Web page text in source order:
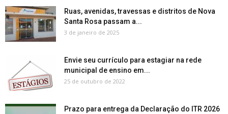
Ruas, avenidas, travessas e distritos de Nova
Santa Rosa passam a...
3 de janeiro de 2025
Envie seu currículo para estagiar na rede
municipal de ensino em...
25 de outubro de 2022
Prazo para entrega da Declaração do ITR 2026